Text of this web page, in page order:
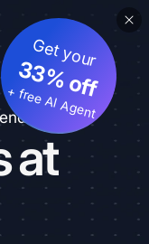
at
Get your
33% off
+ free AI Agent